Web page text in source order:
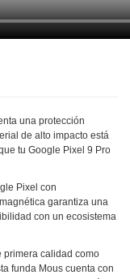
una protección
de alto impacto está
tu Google Pixel 9 Pro
Pixel con
garantiza una
con un ecosistema
primera calidad como
funda Mous cuenta con